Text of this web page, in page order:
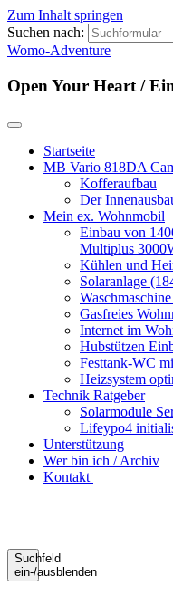
Zum Inhalt springen
Suchen nach:
Womo-Adventure
Open Your Heart /
Startseite
MB Vario 818DA
Kofferaufbau
Der
Mein ex. Wohnmobil
Einbau von
Multiplus
Kühlen und
Solaranlage
Gasfreies
Internet im
Hubstützen
Festtank-WC
Heizsystem
Technik Ratgeber
Solarmodule
Lifeypo4
Unterstützung
Wer bin ich / Archiv
Kontakt
Suchfeld
ein-/ausblenden